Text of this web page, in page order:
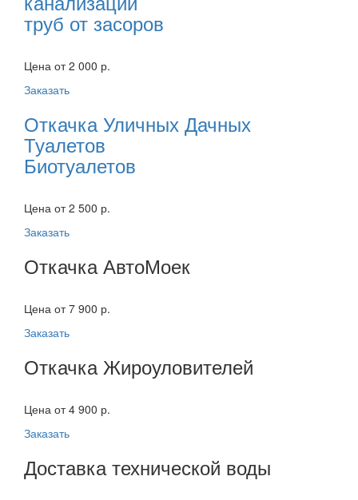
труб от засоров
Цена от 2 000 р.
Заказать
Откачка Уличных Дачных
Туалетов
Биотуалетов
Цена от 2 500 р.
Заказать
Откачка АвтоМоек
Цена от 7 900 р.
Заказать
Откачка Жироуловителей
Цена от 4 900 р.
Заказать
Доставка технической воды